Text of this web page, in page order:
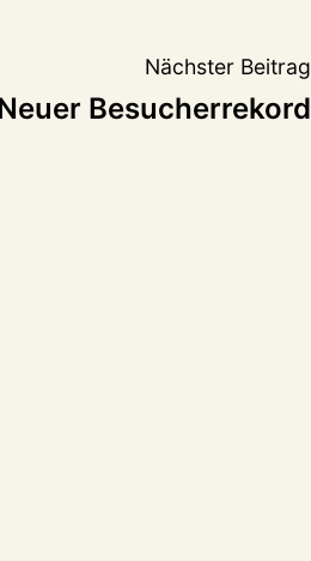
Nächster Beitrag
Besucherrekord